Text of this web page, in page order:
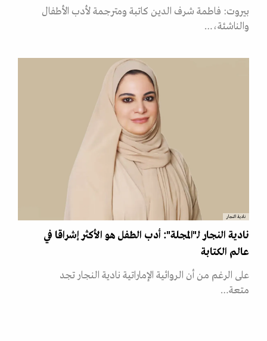
بيروت: فاطمة شرف الدين كاتبة ومترجمة لأدب الأطفال
والناشئة،…
نادية النجار
نادية النجار لـ"المجلة": أدب الطفل هو الأكثر إشراقا في
عالم الكتابة
على الرغم من أن الروائية الإماراتية نادية النجار تجد
متعة…